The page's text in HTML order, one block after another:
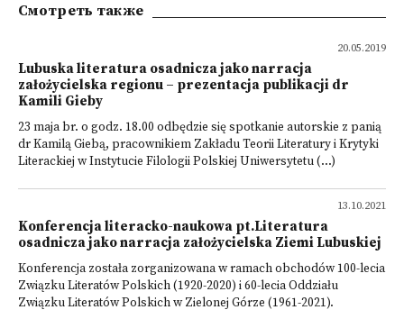
Смотреть также
20.05.2019
Lubuska literatura osadnicza jako narracja
założycielska regionu – prezentacja publikacji dr
Kamili Gieby
23 maja br. o godz. 18.00 odbędzie się spotkanie autorskie z panią
dr Kamilą Giebą, pracownikiem Zakładu Teorii Literatury i Krytyki
Literackiej w Instytucie Filologii Polskiej Uniwersytetu (...)
13.10.2021
Konferencja literacko-naukowa pt.Literatura
osadnicza jako narracja założycielska Ziemi Lubuskiej
Konferencja została zorganizowana w ramach obchodów 100-lecia
Związku Literatów Polskich (1920-2020) i 60-lecia Oddziału
Związku Literatów Polskich w Zielonej Górze (1961-2021).